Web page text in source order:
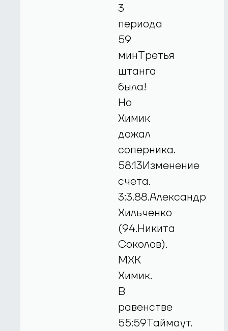
3
периода
59
минТретья
штанга
была!
Но
Химик
дожал
соперника.
58:13Изменение
счета.
3:3.88.Александр
Хильченко
(94.Никита
Соколов).
МХК
Химик.
В
равенстве
55:59Таймаут.